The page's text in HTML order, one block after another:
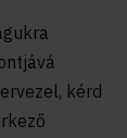
kérd